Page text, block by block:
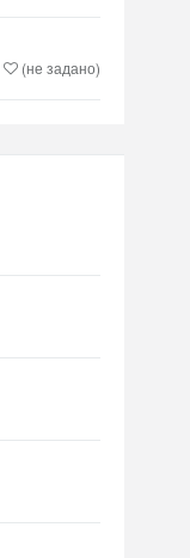
(не задано)